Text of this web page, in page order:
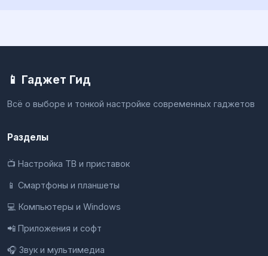
📱 Гаджет Гид
Всё о выборе и тонкой настройке современных гаджетов
Разделы
📺 Настройка ТВ и приставок
📱 Смартфоны и планшеты
💻 Компьютеры и Windows
📲 Приложения и софт
🎧 Звук и мультимедиа